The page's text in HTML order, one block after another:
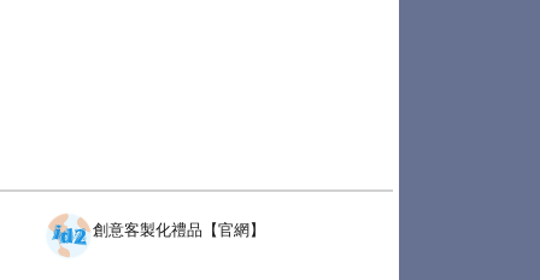
創意客製化禮品【官網】